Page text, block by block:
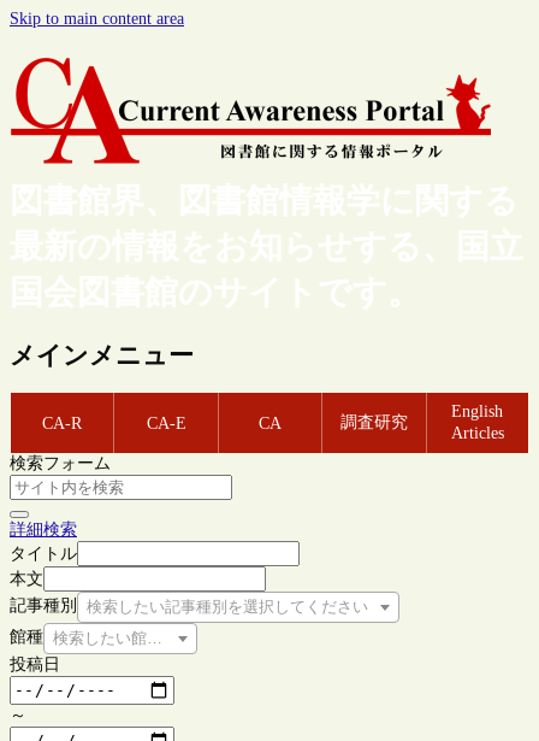
Skip to main content area
図書館界、図書館情報学に関する
最新の情報をお知らせする、国立
国会図書館のサイトです。
メインメニュー
CA-R CA-E CA 調査研究
English
Articles
検索フォーム
詳細検索
タイトル
本文
記事種別
検索したい記事種別を選択してください
館種 検索したい館種を選択してください
投稿日
～